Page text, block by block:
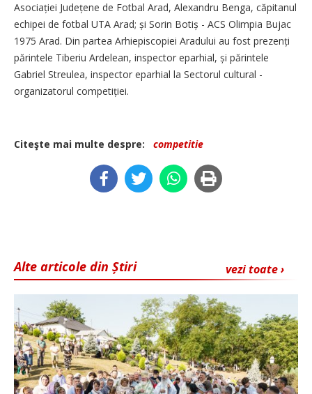
Asociației Județene de Fotbal Arad, Alexandru Benga, căpitanul
echipei de fotbal UTA Arad; și Sorin Botiș - ACS Olimpia Bujac
1975 Arad. Din partea Arhiepiscopiei Aradului au fost prezenți
părintele Tiberiu Ardelean, inspector eparhial, și părintele
Gabriel Streulea, inspector eparhial la Sectorul cultural -
organizatorul competiției.
Citeşte mai multe despre: competitie
vezi toate ›
Alte articole din Știri